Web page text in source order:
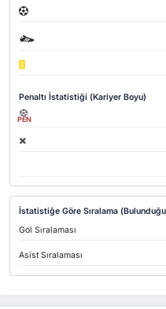
Penaltı İstatistiği (Kariyer Boyu)
PEN
İstatistiğe Göre Sıralama
Gol Sıralaması
Asist Sıralaması